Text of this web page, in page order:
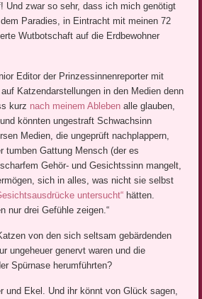
Und zwar so sehr, dass ich mich genötigt
Paradies, in Eintracht mit meinen 72
Wutbotschaft auf die Erdbewohner
Editor der Prinzessinnenreporter mit
Katzendarstellungen in den Medien denn
kurz nach meinem Ableben alle glauben,
könnten ungestraft Schwachsinn
Medien, die ungeprüft nachplappern,
tumben Gattung Mensch (der es
Gehör- und Gesichtssinn mangelt,
sich in alles, was nicht sie selbst
untersucht“ hätten.
nur drei Gefühle zeigen.“
von den sich seltsam gebärdenden
ungeheuer genervt waren und die
Spürnase herumführten?
und Ekel. Und ihr könnt von Glück sagen,